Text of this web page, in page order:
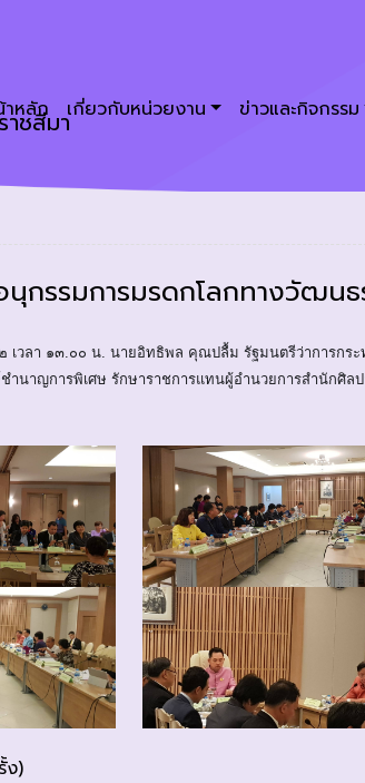
ชสีมา
าหลัก เกี่ยวกับหน่วยงาน ข่าวและกิจกรรม
นุกรรมการมรดกโลกทางวัฒ
วลา ๑๓.๐๐ น. นายอิทธิพล คุณปลื้ม รัฐมนตรีว่าการกร
นาญการพิเศษ รักษาราชการแทนผู้อำนวยการสำนักศิ
ง)